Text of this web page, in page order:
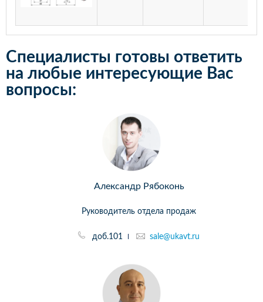
Специалисты готовы ответить
на любые интересующие Вас
вопросы:
Александр Рябоконь
Руководитель отдела продаж
доб.101 sale@ukavt.ru